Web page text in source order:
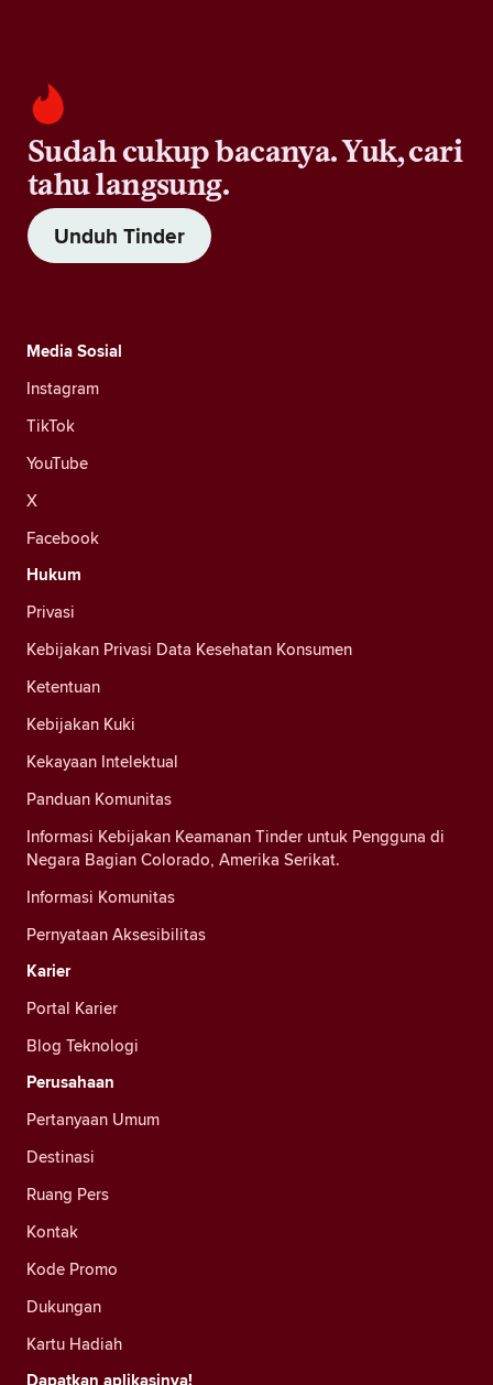
Sudah cukup bacanya. Yuk, cari
tahu langsung.
Unduh Tinder
Media Sosial
Instagram
TikTok
YouTube
X
Facebook
Hukum
Privasi
Kebijakan Privasi Data Kesehatan Konsumen
Ketentuan
Kebijakan Kuki
Kekayaan Intelektual
Panduan Komunitas
Informasi Kebijakan Keamanan Tinder untuk Pengguna di
Negara Bagian Colorado, Amerika Serikat.
Informasi Komunitas
Pernyataan Aksesibilitas
Karier
Portal Karier
Blog Teknologi
Perusahaan
Pertanyaan Umum
Destinasi
Ruang Pers
Kontak
Kode Promo
Dukungan
Kartu Hadiah